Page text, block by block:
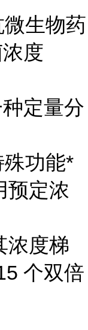
生物药
度
定量分
功能*
预定浓
浓度梯
个双倍